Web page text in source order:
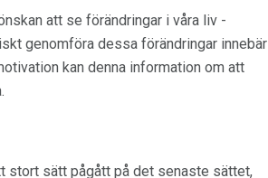
att se förändringar i våra liv -
genomföra dessa förändringar innebär
kan denna information om att
stort sätt pågått på det senaste sättet,